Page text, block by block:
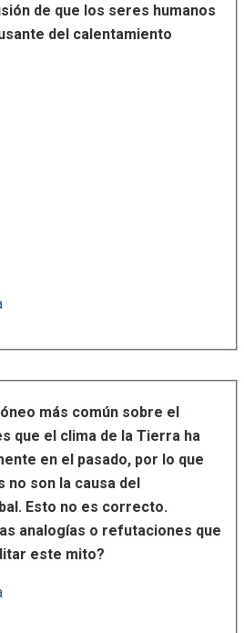
de que los seres humanos
del calentamiento
más común sobre el
que el clima de la Tierra ha
en el pasado, por lo que
no son la causa del
Esto no es correcto.
analogías o refutaciones que
este mito?